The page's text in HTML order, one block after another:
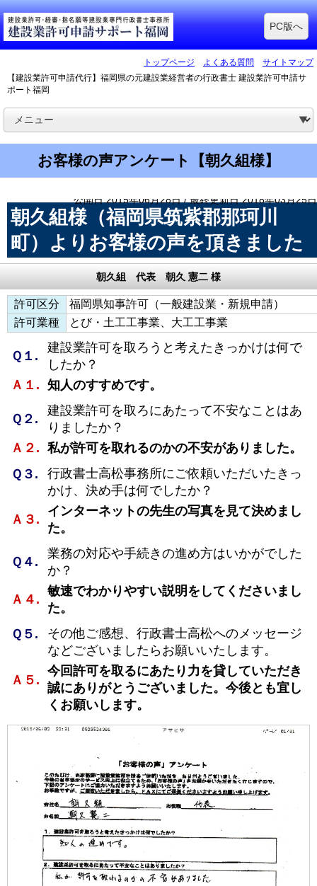
PC版へ
トップページ よくある質問
サイトマップ
【建設業許可申請代行】福岡県の元建設業経営者の行政書士 建設業許可申請サ
ポート福岡
お客様の声アンケート【朝久組様】
公開日:2015年06月28日 / 最終更新日:2018年03月25日
朝久組様（福岡県筑紫郡那珂川
町）よりお客様の声を頂きました
朝久組 代表 朝久 憲二 様
許可区分
福岡県知事許可（一般建設業・新規申請）
許可業種
とび・土工工事業、大工工事業
Ｑ１.
建設業許可を取ろうと考えたきっかけは何で
したか？
Ａ１.
知人のすすめです。
Ｑ２.
建設業許可を取ろにあたって不安なことはあ
りましたか？
Ａ２.
私が許可を取れるのかの不安がありました。
Ｑ３.
行政書士高松事務所にご依頼いただいたきっ
かけ、決め手は何でしたか？
Ａ３.
インターネットの先生の写真を見て決めまし
た。
Ｑ４.
業務の対応や手続きの進め方はいかがでした
か？
Ａ４.
敏速でわかりやすい説明をしてくださいまし
た。
Ｑ５.
その他ご感想、行政書士高松へのメッセージ
などございましたらお願いいたします。
Ａ５.
今回許可を取るにあたり力を貸していただき
誠にありがとうございました。今後とも宜し
くお願いします。